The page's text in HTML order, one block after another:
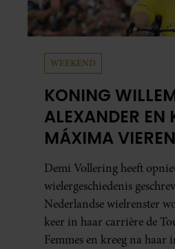
WEEKEND
KONING
ALEXANDER EN
MÁXIMA VIEREN
HISTORISCHE
VOLLERING OP
FRANCE
Demi Vollering heeft
wielergeschiedenis
Nederlandse wielrenster
keer in haar carrière de
Femmes en kreeg na